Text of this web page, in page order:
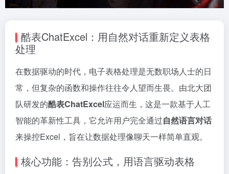
酷表ChatExcel：用自然对话重新定义表格
处理
在数据驱动的时代，电子表格处理是无数职场人士的日
常，但复杂的函数和操作往往令人望而生畏。由北大团
队研发的酷表ChatExcel应运而生，这是一款基于人工
智能的革新性工具，它允许用户完全通过自然语言对话
来操控Excel，旨在让数据处理像聊天一样简单直观。
核心功能：告别公式，用语言驱动表格